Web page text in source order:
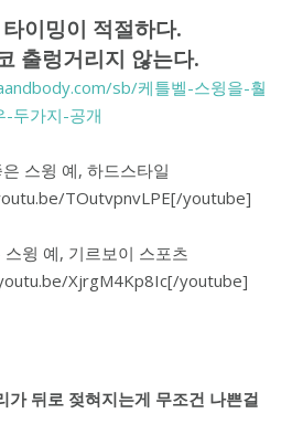
이밍이 적절하다.
출렁거리지 않는다.
sb/케틀벨-스윙을-훨
두가지-공개
스윙 예, 하드스타일
TOutvpnvLPE[/youtube]
스윙 예, 기르보이 스포츠
XjrgM4Kp8Ic[/youtube]
가 뒤로 젖혀지는게 무조건 나쁜걸